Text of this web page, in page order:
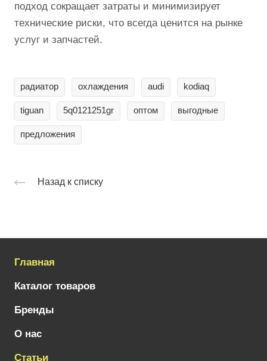
подход сокращает затраты и минимизирует
технические риски, что всегда ценится на рынке
услуг и запчастей.
радиатор охлаждения audi kodiaq
tiguan 5q0121251gr оптом выгодные
предложения
Назад к списку
Главная
Каталог товаров
Бренды
О нас
Статьи